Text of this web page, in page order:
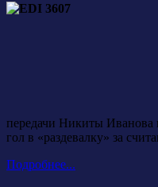
передачи Никиты Иванова
гол в «раздевалку» за
Подробнее...